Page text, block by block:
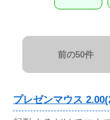
前の50件
プレゼンマウス